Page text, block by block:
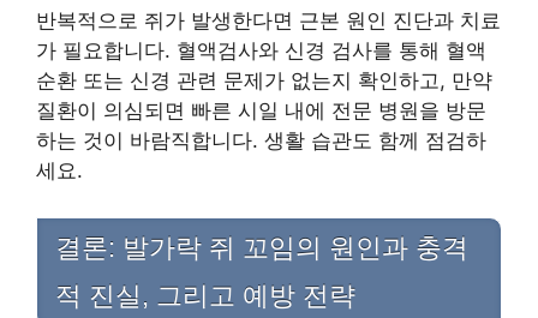
반복적으로 쥐가 발생한다면 근본 원인 진단과 치료
가 필요합니다. 혈액검사와 신경 검사를 통해 혈액
순환 또는 신경 관련 문제가 없는지 확인하고, 만약
질환이 의심되면 빠른 시일 내에 전문 병원을 방문
하는 것이 바람직합니다. 생활 습관도 함께 점검하
세요.
결론: 발가락 쥐 꼬임의 원인과 충격
적 진실, 그리고 예방 전략